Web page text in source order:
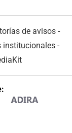
de avisos -
institucionales -